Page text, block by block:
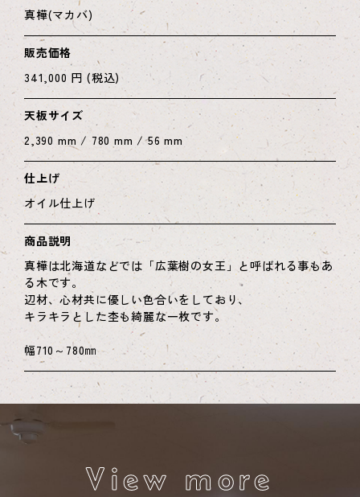
真樺(マカバ)
販売価格
341,000 円 (税込)
天板サイズ
2,390 mm / 780 mm / 56 mm
仕上げ
オイル仕上げ
商品説明
真樺は北海道などでは「広葉樹の女王」と呼ばれる事もあ
る木です。
辺材、心材共に優しい色合いをしており、
キラキラとした杢も綺麗な一枚です。
幅710～780㎜
View more